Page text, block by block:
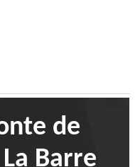
de
Barre